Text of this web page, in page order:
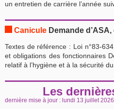
un entretien de carrière l’année
Canicule Demande
Textes de référence : Loi n°83-
et obligations des fonctionnaires
relatif à l’hygiène et à la sécurité
Les
dernière mise à jour : lundi 13 juillet 2026